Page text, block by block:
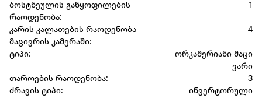
ბოსტნეულის განყოფილების
რაოდენობა:
1
კარის კალათების რაოდენობა
მაცივრის კამერაში:
4
ტიპი:
ორკამერიანი მაცი
ვარი
თაროების რაოდენობა:
3
ძრავის ტიპი:
ინვერტორული